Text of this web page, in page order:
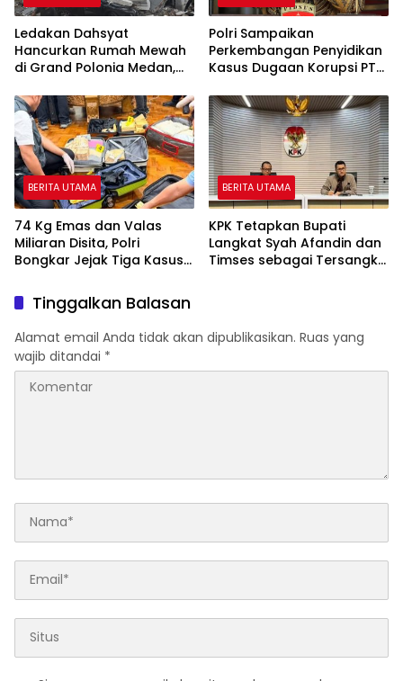
Ledakan Dahsyat
Hancurkan Rumah Mewah
di Grand Polonia Medan,
Polri Sampaikan
Perkembangan Penyidikan
Kasus Dugaan Korupsi PT
Ditetapkan Tersangka
BERITA UTAMA
74 Kg Emas dan Valas
Miliaran Disita, Polri
Bongkar Jejak Tiga Kasus
BERITA UTAMA
KPK Tetapkan Bupati
Langkat Syah Afandin dan
Timses sebagai Tersangka
Tinggalkan Balasan
Alamat email Anda tidak akan dipublikasikan. Ruas yang
wajib ditandai *